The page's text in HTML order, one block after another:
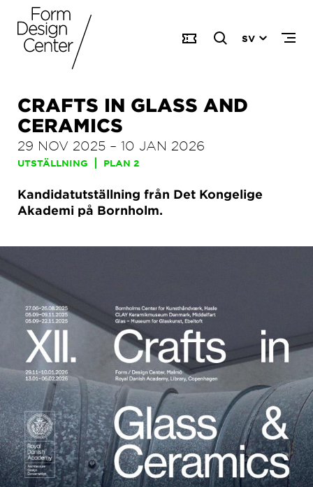
SV
CRAFTS IN GLASS AND
CERAMICS
29 NOV 2025 – 10 JAN 2026
UTSTÄLLNING PLAN 2
Kandidatutställning från Det Kongelige
Akademi på Bornholm.